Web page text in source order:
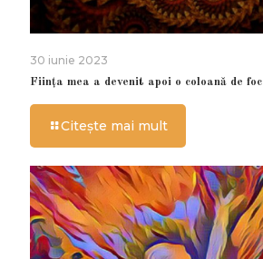
30 iunie 2023
Ființa mea a devenit apoi o coloană de foc
Citește mai mult